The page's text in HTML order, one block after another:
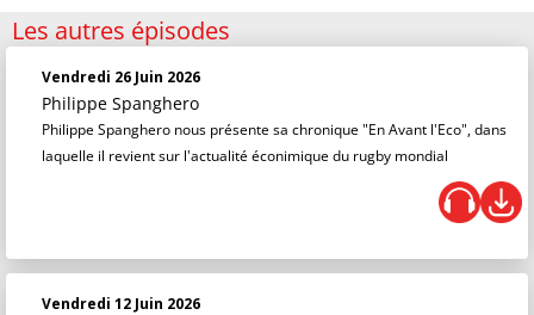
Les autres épisodes
Vendredi 26 Juin 2026
Philippe Spanghero
Philippe Spanghero nous présente sa chronique "En Avant l'Eco", dans
laquelle il revient sur l'actualité éconimique du rugby mondial
Vendredi 12 Juin 2026